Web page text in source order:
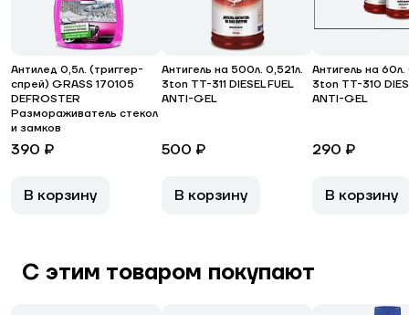
Антилед 0,5л. (триггер-
спрей) GRASS 170105
DEFROSTER
Размораживатель стекол
и замков
390 ₽
В корзину
Антигель на 500л. 0,521л.
3ton ТТ-311 DIESEL FUEL
ANTI-GEL
500 ₽
В корзину
Антигель на
3ton ТТ-310
ANTI-GEL
290 ₽
В корзину
С этим товаром покупают